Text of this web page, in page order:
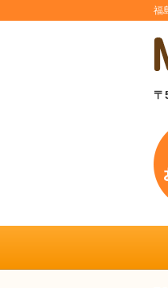
福